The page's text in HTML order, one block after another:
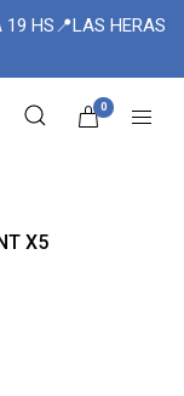
HS📍LAS HERAS
0
X5